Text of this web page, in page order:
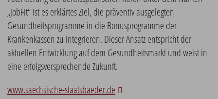
„JobFit“ ist es erklärtes Ziel, die präventiv ausgelegten
Gesundheitsprogramme in die Bonusprogramme der
Krankenkassen zu integrieren. Dieser Ansatz entspricht der
aktuellen Entwicklung auf dem Gesundheitsmarkt und weist in
eine erfolgsversprechende Zukunft.
www.saechsische-staatsbaeder.de